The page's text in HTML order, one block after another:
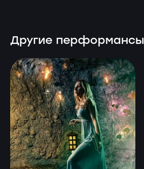
Другие перформансы